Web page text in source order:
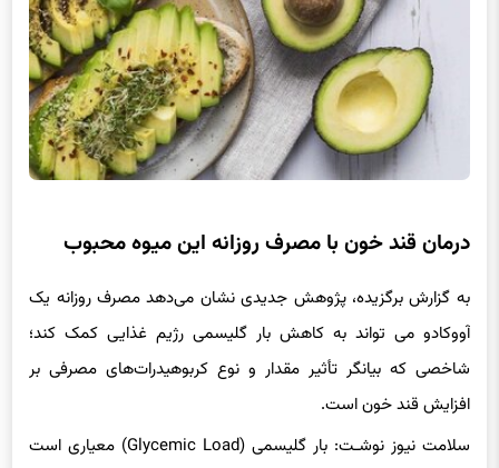
درمان قند خون با مصرف روزانه این میوه محبوب
به گزارش برگزیده، پژوهش جدیدی نشان می‌دهد مصرف روزانه یک
آووکادو می تواند به کاهش بار گلیسمی رژیم غذایی کمک کند؛
شاخصی که بیانگر تأثیر مقدار و نوع کربوهیدرات‌های مصرفی بر
افزایش قند خون است.
سلامت نیوز نوشـت: بار گلیسمی (Glycemic Load) معیاری است